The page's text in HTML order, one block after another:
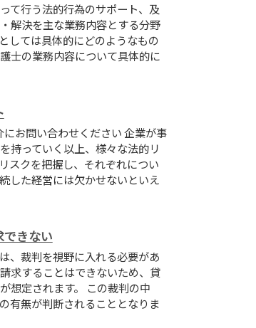
て行う法的行為のサポート、及
解決を主な業務内容とする分野
しては具体的にどのようなもの
士の業務内容について具体的に
お問い合わせください 企業が事
持っていく以上、様々な法的リ
スクを把握し、それぞれについ
した経営には欠かせないといえ
きない
、裁判を視野に入れる必要があ
求することはできないため、貸
想定されます。 この裁判の中
有無が判断されることとなりま